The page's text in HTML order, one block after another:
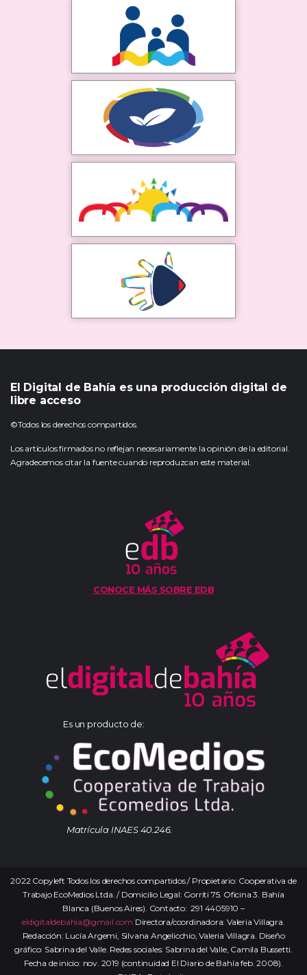
El Digital de Bahía es una producción digital de
libre acceso
©Todos los derechos compartidos.
Los artículos firmados no reflejan necesariamente la opinión de la editorial.
Agradecemos citar la fuente cuando reproduzcan este material.
CONOCE MÁS SOBRE EDB
Es un producto de:
Matrícula INAES 40.246.
2022 Copyleft Todos los derechos compartidos / Propietario: Cooperativa de
Trabajo EcoMedios Ltda. / Domicilio Legal: Gorriti 75. Oficina 3. Bahía
Blanca (Buenos Aires). Contacto: 291 4405910 –
eldigitaldebahia@gmail.com Directora/coordinadora: Valeria Villagra.
Redacción: Lucía Argemi, Silvana Angelicchio, Valeria Villagra. Diseño
gráfico: Sabrina del Valle. Redes sociales: Sabrina del Valle, Camila Bussetti.
Fecha de inicio: nov. 2019 (continuidad El Diario de Bahía feb. 2008).